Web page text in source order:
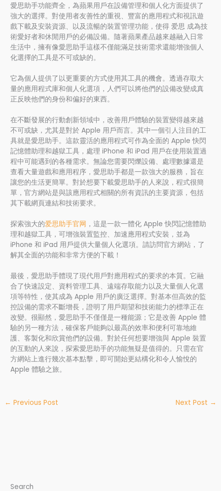
愛思助手功能齊全，為蘋果用戶在設備管理和個人化方面提供了
強大的選擇。對使用者友善性的重視、豐富的應用程式和視訊遊
戲下載及安裝資源、以及流暢的裝置管理功能，使得 爱思 成為技
術愛好者和休閒用戶的必備設備。隨著蘋果產品越來越融入日常
生活中，擁有像愛思助手這樣不僅能滿足技術需求還能增強個人
化選擇的工具是不可或缺的。
它為個人提供了以更重要的方式使用其工具的機會。透過存取大
量的應用程式庫和個人化選項，人們可以將他們的設備改變成真
正反映他們的身份和偏好的東西。
在不斷發展的行動創新領域中，改善用戶體驗的裝置變得越來越
不可或缺，尤其是對於 Apple 用戶而言。其中一個引人注目的工
具就是愛思助手。這款靈活的應用程式可作為全面的 Apple 快閃
記憶體助理和越獄工具，處理 iPhone 和 iPad 用戶在使用裝置過
程中可能遇到的各種需求。無論您需要閃爍設備、處理數據還是
查看大量遊戲和應用程序，愛思助手都是一款強大的服務，旨在
讓您的生活更簡單。對於想要下載愛思助手的人來說，程式很簡
單，官方網站是與該應用程式相關的所有資訊的主要資源，包括
其下載網頁連結和技術要求。
探索強大的爱思助手官网 ，這是一款一體化 Apple 快閃記憶體助
理和越獄工具，可增強裝置監控、加速應用程式安裝，並為
iPhone 和 iPad 用戶提供大量個人化選項。請訪問官方網站，了
解其全面的功能和非常方便的下載！
最後，愛思助手體現了現代用戶對應用程式的要求的本質。它融
合了快速設定、資料管理工具、遠端存取能力以及大量個人化選
項等特性，使其成為 Apple 用戶的廣泛選擇。對基本但高效的監
控設備的需求不斷增長，證明了用戶期望和技術能力的標準正在
改變。很顯然，愛思助手不僅僅是一種能源；它是改善 Apple 體
驗的另一種方法，確保客戶能夠以最高的效率和便利可靠地維
護、客製化和欣賞他們的設備。對於任何想要增強與 Apple 裝置
的互動的人來說，探索愛思助手的功能無疑是值得的。只需在官
方網站上進行幾次基本點擊，即可開始更結構化和令人愉悅的
Apple 體驗之旅。
← Previous Post Next Post →
Search